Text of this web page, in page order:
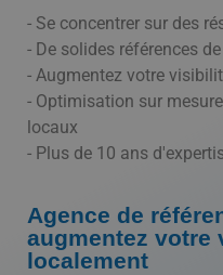
- Se concentrer sur des
- De solides références
- Augmentez votre
- Optimisation sur
locaux
- Plus de 10 ans
Agence de
augmentez votre
localement